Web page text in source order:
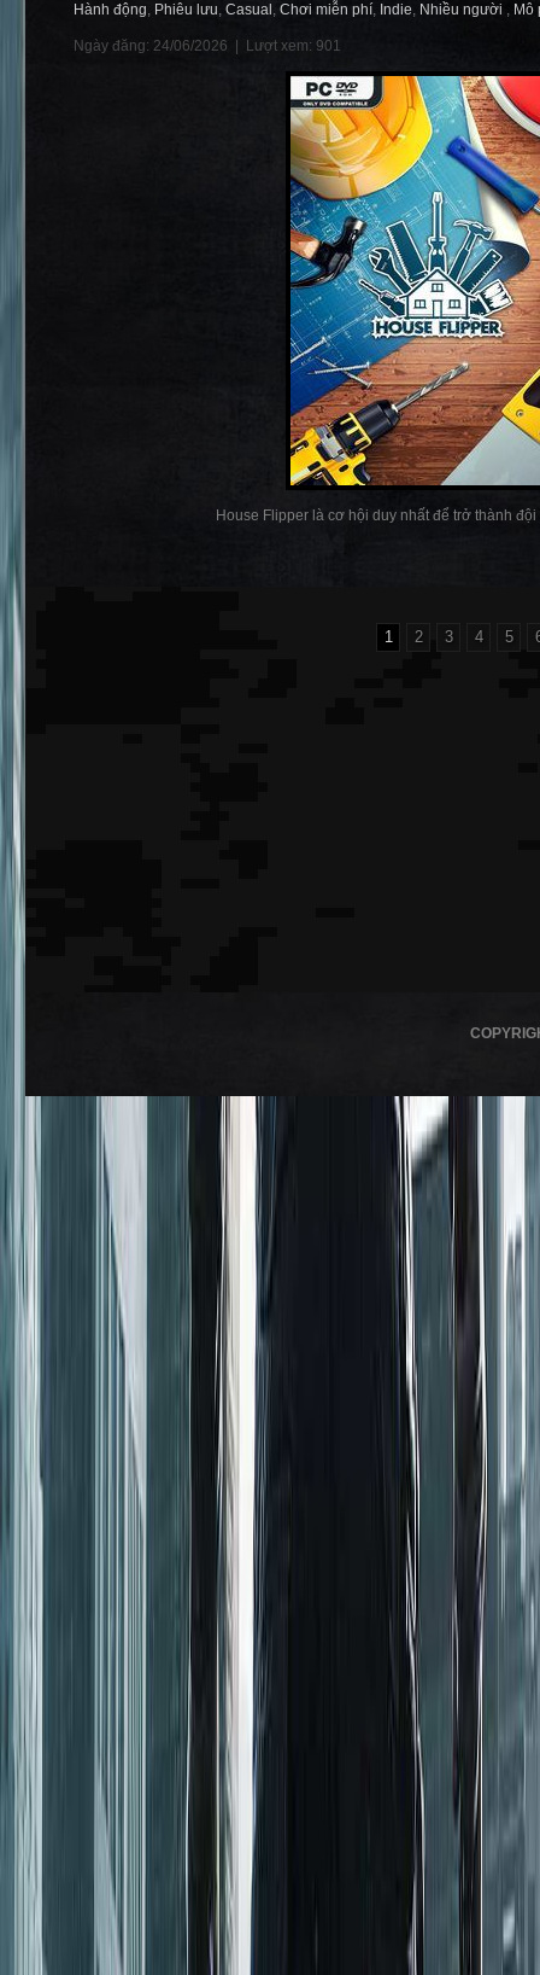
Hành động, Phiêu lưu, Casual , Chơi miễn phí, Indie, Nhiều người , Mô
Ngày đăng: 24/06/2026 | Lượt xem: 901
House Flipper là cơ hội duy nhất để trở thành đội
1 2 3 4 5